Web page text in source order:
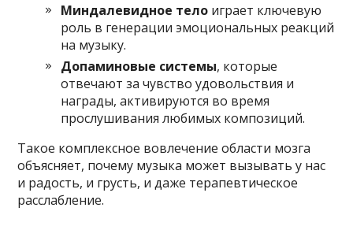
Миндалевидное тело играет ключевую
роль в генерации эмоциональных реакций
на музыку.
Допаминовые системы, которые
отвечают за чувство удовольствия и
награды, активируются во время
прослушивания любимых композиций.
Такое комплексное вовлечение области мозга
объясняет, почему музыка может вызывать у нас
и радость, и грусть, и даже терапевтическое
расслабление.